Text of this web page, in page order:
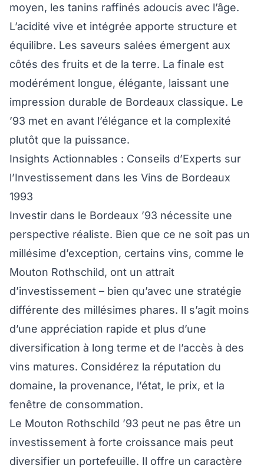
moyen, les tanins raffinés adoucis avec l’âge.
L’acidité vive et intégrée apporte structure et
équilibre. Les saveurs salées émergent aux
côtés des fruits et de la terre. La finale est
modérément longue, élégante, laissant une
impression durable de Bordeaux classique. Le
’93 met en avant l’élégance et la complexité
plutôt que la puissance.
Insights Actionnables : Conseils d’Experts sur
l’Investissement dans les Vins de Bordeaux
1993
Investir dans le Bordeaux ’93 nécessite une
perspective réaliste. Bien que ce ne soit pas un
millésime d’exception, certains vins, comme le
Mouton Rothschild, ont un attrait
d’investissement – bien qu’avec une stratégie
différente des millésimes phares. Il s’agit moins
d’une appréciation rapide et plus d’une
diversification à long terme et de l’accès à des
vins matures. Considérez la réputation du
domaine, la provenance, l’état, le prix, et la
fenêtre de consommation.
Le Mouton Rothschild ’93 peut ne pas être un
investissement à forte croissance mais peut
diversifier un portefeuille. Il offre un caractère